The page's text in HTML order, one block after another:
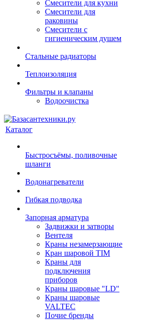
Смесители для кухни
Смесители для
раковины
Смесители с
гигиеническим душем
Стальные радиаторы
Теплоизоляция
Фильтры и клапаны
Водоочистка
Каталог
Быстросъёмы, поливочные
шланги
Водонагреватели
Гибкая подводка
Запорная арматура
Задвижки и затворы
Вентеля
Краны незамерзающие
Кран шаровой TIM
Краны для
подключения
приборов
Краны шаровые "LD"
Краны шаровые
VALTEC
Почие бренды